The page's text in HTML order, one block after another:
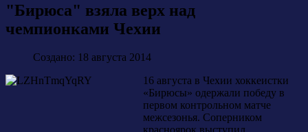
"Бирюса" взяла верх над
чемпионками Чехии
Создано: 18 августа 2014
16 августа в Чехии хоккеистки
«Бирюсы» одержали победу в
первом контрольном матче
межсезонья. Соперником